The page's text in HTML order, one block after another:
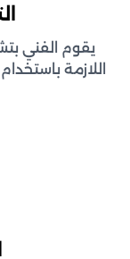
يقوم الفني
اللازمة